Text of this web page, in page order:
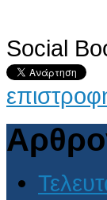
Social